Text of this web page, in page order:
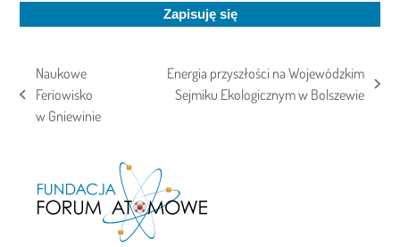
previous
post:
Naukowe
Feriowisko
w Gniewinie
Energia przyszłości na Wojewódzkim
Sejmiku Ekologicznym w Bolszewie